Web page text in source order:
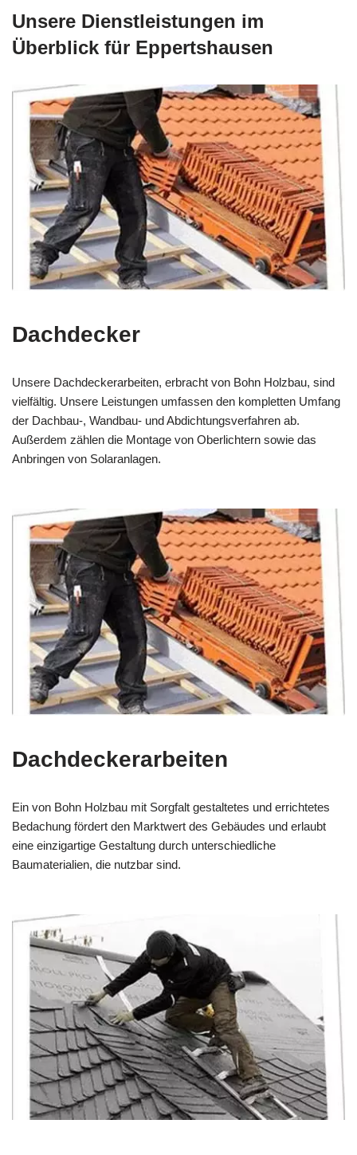
Unsere Dienstleistungen im
Überblick für Eppertshausen
Dachdecker
Unsere Dachdeckerarbeiten, erbracht von Bohn Holzbau, sind
vielfältig. Unsere Leistungen umfassen den kompletten Umfang
der Dachbau-, Wandbau- und Abdichtungsverfahren ab.
Außerdem zählen die Montage von Oberlichtern sowie das
Anbringen von Solaranlagen.
Dachdeckerarbeiten
Ein von Bohn Holzbau mit Sorgfalt gestaltetes und errichtetes
Bedachung fördert den Marktwert des Gebäudes und erlaubt
eine einzigartige Gestaltung durch unterschiedliche
Baumaterialien, die nutzbar sind.